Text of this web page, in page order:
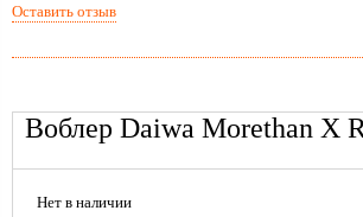
Воблер Daiwa Morethan X
Нет в наличии
Оставить отзыв